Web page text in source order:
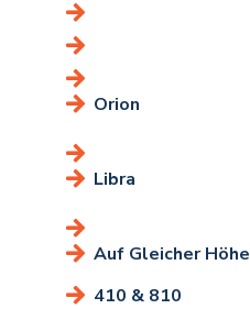
Orion
Libra
Auf Gleicher Höhe
410 & 810